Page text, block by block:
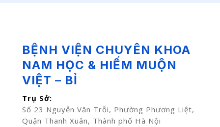
BỆNH VIỆN CHUYÊN KHOA
NAM HỌC & HIẾM MUỘN
VIỆT – BỈ
Trụ Sở:
Số 23 Nguyễn Văn Trỗi, Phường Phương Liệt,
Quận Thanh Xuân, Thành phố Hà Nội